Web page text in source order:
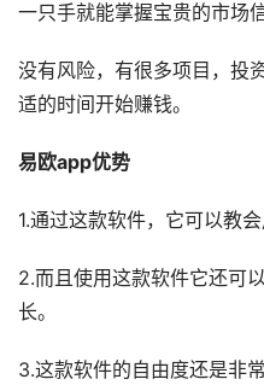
一只手就能掌握宝贵的市场
没有风险，有很多项目，投
适的时间开始赚钱。
易欧app优势
1.通过这款软件，它可以教
2.而且使用这款软件它还可
长。
3.这款软件的自由度还是非